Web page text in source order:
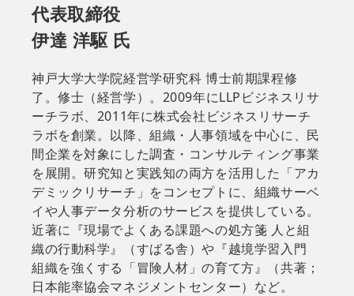
代表取締役
伊達 洋駆 氏
神戸大学大学院経営学研究科 博士前期課程修
了。修士（経営学）。2009年にLLPビジネスリサ
ーチラボ、2011年に株式会社ビジネスリサーチ
ラボを創業。以降、組織・人事領域を中心に、民
間企業を対象にした調査・コンサルティング事業
を展開。研究知と実践知の両方を活用した「アカ
デミックリサーチ」をコンセプトに、組織サーベ
イや人事データ分析のサービスを提供している。
近著に『現場でよくある課題への処方箋 人と組
織の行動科学』（すばる舎）や『越境学習入門
組織を強くする「冒険人材」の育て方』（共著；
日本能率協会マネジメントセンター）など。